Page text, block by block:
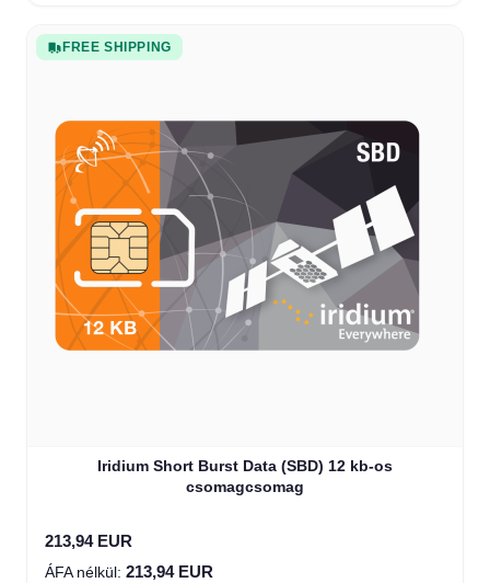
FREE SHIPPING
Iridium Short Burst Data (SBD) 12 kb-os
csomagcsomag
213,94 EUR
213,94 EUR